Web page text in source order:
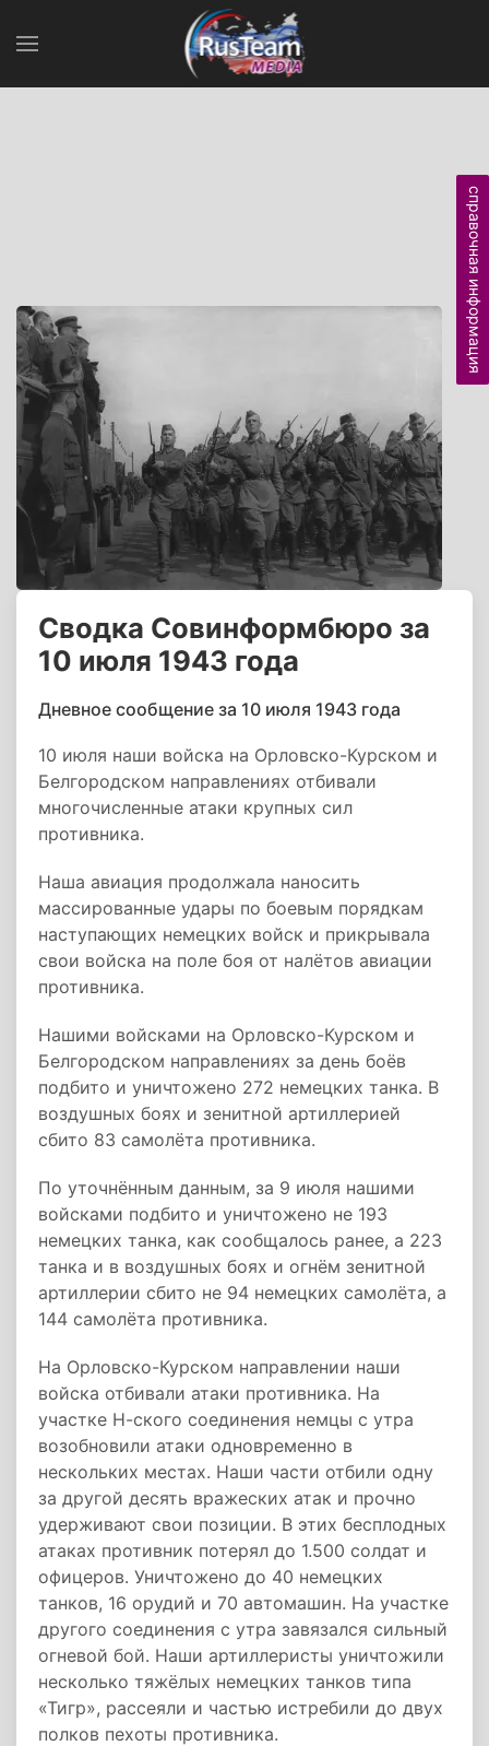
Сводка Совинформбюро за
10 июля 1943 года
Дневное сообщение за 10 июля 1943 года
10 июля наши войска на Орловско-Курском и
Белгородском направлениях отбивали
многочисленные атаки крупных сил
противника.
Наша авиация продолжала наносить
массированные удары по боевым порядкам
наступающих немецких войск и прикрывала
свои войска на поле боя от налётов авиации
противника.
Нашими войсками на Орловско-Курском и
Белгородском направлениях за день боёв
подбито и уничтожено 272 немецких танка. В
воздушных боях и зенитной артиллерией
сбито 83 самолёта противника.
По уточнённым данным, за 9 июля нашими
войсками подбито и уничтожено не 193
немецких танка, как сообщалось ранее, а 223
танка и в воздушных боях и огнём зенитной
артиллерии сбито не 94 немецких самолёта, а
144 самолёта противника.
На Орловско-Курском направлении наши
войска отбивали атаки противника. На
участке Н-ского соединения немцы с утра
возобновили атаки одновременно в
нескольких местах. Наши части отбили одну
за другой десять вражеских атак и прочно
удерживают свои позиции. В этих бесплодных
атаках противник потерял до 1.500 солдат и
офицеров. Уничтожено до 40 немецких
танков, 16 орудий и 70 автомашин. На участке
другого соединения с утра завязался сильный
огневой бой. Наши артиллеристы уничтожили
несколько тяжёлых немецких танков типа
«Тигр», рассеяли и частью истребили до двух
полков пехоты противника.
справочная информация